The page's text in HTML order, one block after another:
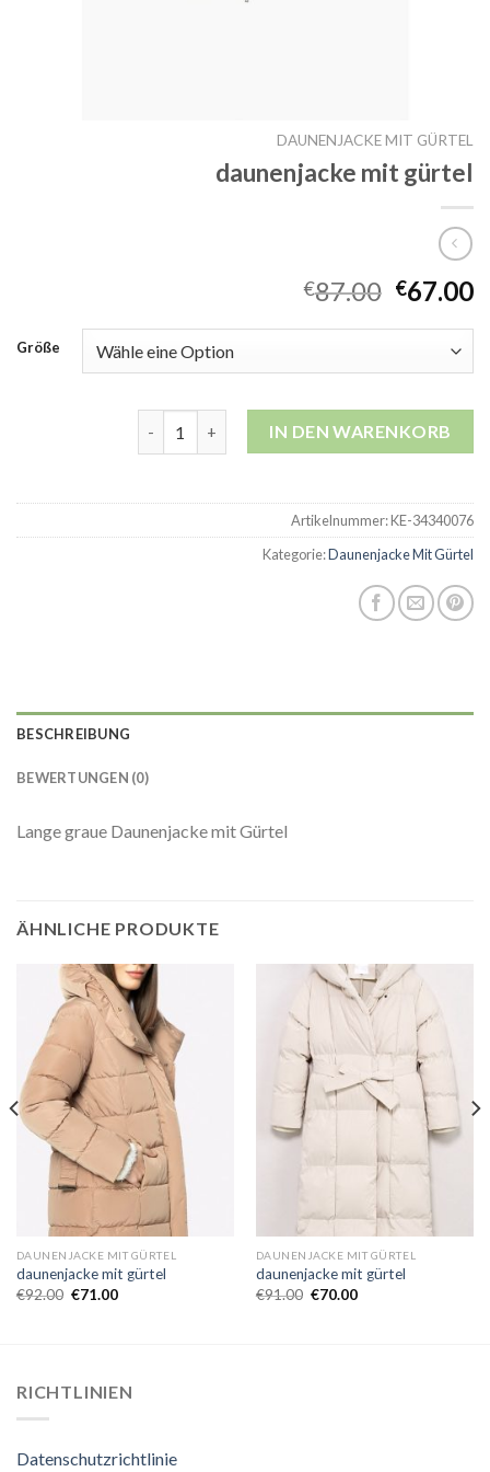
DAUNENJACKE MIT GÜRTEL
daunenjacke mit gürtel
€87.00 €67.00
Größe
daunenjacke mit gürtel MengeIN DEN WARENKORB
Artikelnummer:KE-34340076
Kategorie:Daunenjacke Mit Gürtel
BESCHREIBUNG
BEWERTUNGEN (0)
Lange graue Daunenjacke mit Gürtel
ÄHNLICHE PRODUKTE
DAUNENJACKE MIT GÜRTEL
daunenjacke mit gürtel
€92.00 €71.00
DAUNENJACKE MIT GÜRTEL
daunenjacke mit gürtel
€91.00 €70.00
RICHTLINIEN
Datenschutzrichtlinie